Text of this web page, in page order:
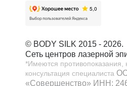
© BODY SILK 2015 - 2026.
Сеть центров лазерной
*Имеются противопоказания,
консультация специалиста
«Совершенство» ИНН: